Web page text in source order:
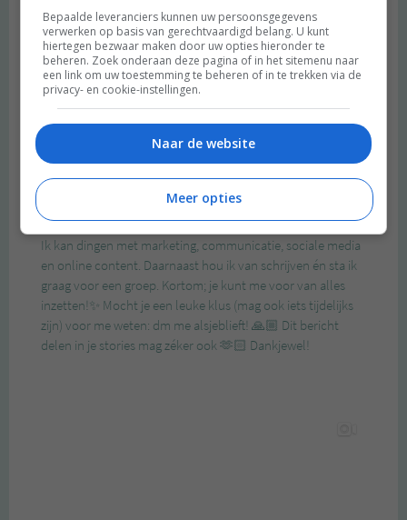
Bepaalde leveranciers kunnen uw persoonsgegevens
verwerken op basis van gerechtvaardigd belang. U kunt
hiertegen bezwaar maken door uw opties hieronder te
beheren. Zoek onderaan deze pagina of in het sitemenu naar
een link om uw toestemming te beheren of in te trekken via de
privacy- en cookie-instellingen.
Naar de website
Meer opties